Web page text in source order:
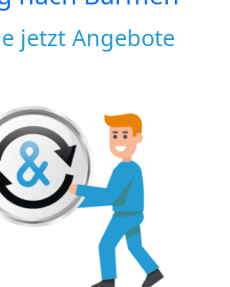
jetzt Angebote